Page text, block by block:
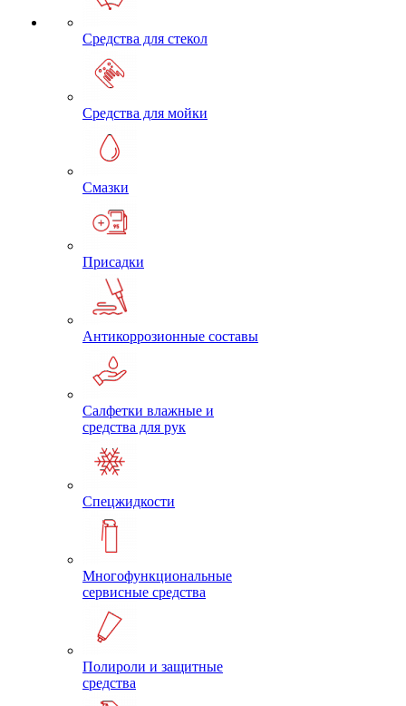
Средства для стекол
Средства для мойки
Смазки
Присадки
Антикоррозионные составы
Салфетки влажные и
средства для рук
Спецжидкости
Многофункциональные
сервисные средства
Полироли и защитные
средства